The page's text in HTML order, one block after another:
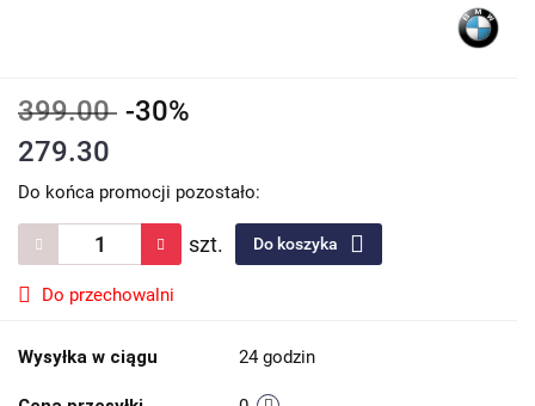
399.00 -30%
279.30
Do końca promocji pozostało:
szt. Do koszyka
Do przechowalni
Wysyłka w ciągu 24 godzin